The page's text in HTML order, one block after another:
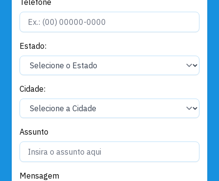
Estado:
Cidade:
Assunto
Mensagem